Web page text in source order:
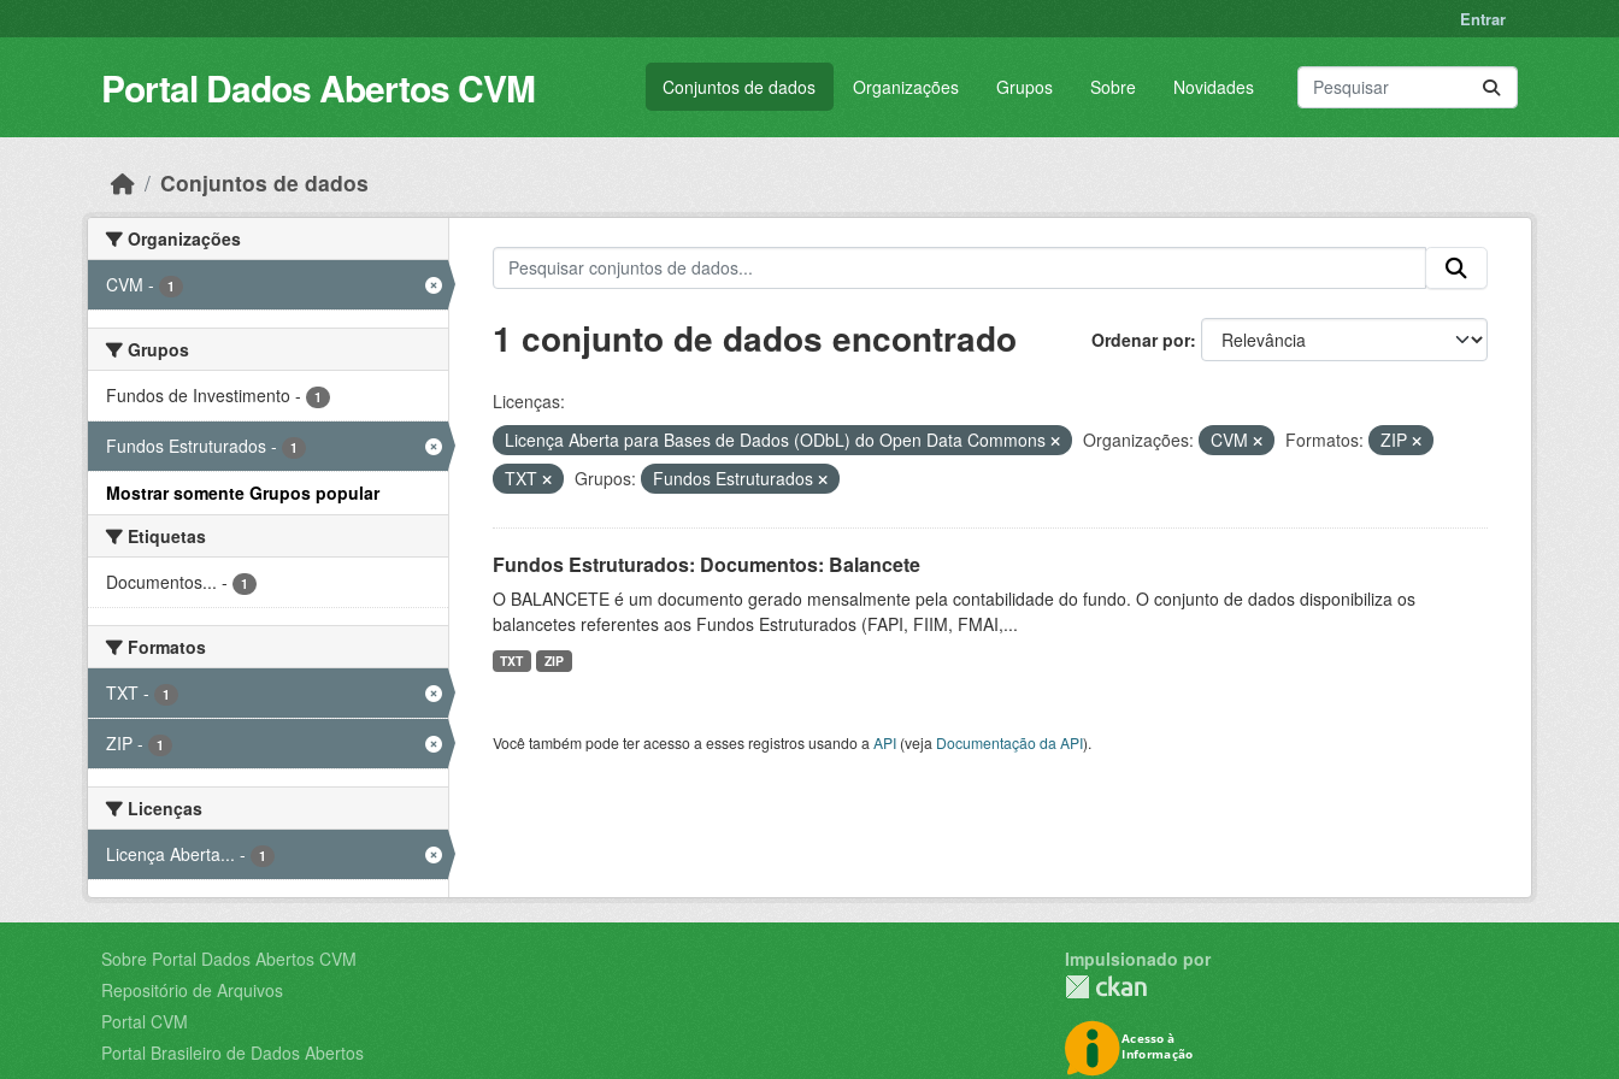
Entrar
Portal Dados Abertos CVM Conjuntos de dados Organizações Grupos Sobre Novidades
Conjuntos de dados
Organizações
CVM - 1
Grupos
Fundos de Investimento - 1
Fundos Estruturados - 1
Mostrar somente Grupos popular
Etiquetas
Documentos... - 1
Formatos
TXT - 1
ZIP - 1
Licenças
Licença Aberta... - 1
Ordenar por
1 conjunto de dados encontrado
Licenças:
Licença Aberta para Bases de Dados (ODbL) do Open Data Commons
Organizações: CVM Formatos:
ZIP
TXT
Grupos: Fundos Estruturados
Fundos Estruturados: Documentos: Balancete
O BALANCETE é um documento gerado mensalmente pela contabilidade do fundo. O conjunto de dados disponibiliza os
balancetes referentes aos Fundos Estruturados (FAPI, FIIM, FMAI,...
TXT ZIP
Você também pode ter acesso a esses registros usando a API(veja Documentação da API).
Sobre Portal Dados Abertos CVM
Repositório de Arquivos
Portal CVM
Portal Brasileiro de Dados Abertos
Impulsionado por